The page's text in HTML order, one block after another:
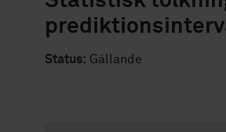
Status: Gällande